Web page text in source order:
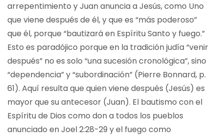
arrepentimiento y Juan anuncia a Jesús, como Uno
que viene después de él, y que es “más poderoso”
que él, porque “bautizará en Espíritu Santo y fuego.”
Esto es paradójico porque en la tradición judía “venir
después” no es solo “una sucesión cronológica”, sino
“dependencia” y “subordinación” (Pierre Bonnard, p.
61). Aquí resulta que quien viene después (Jesús) es
mayor que su antecesor (Juan). El bautismo con el
Espíritu de Dios como don a todos los pueblos
anunciado en Joel 2:28-29 y el fuego como